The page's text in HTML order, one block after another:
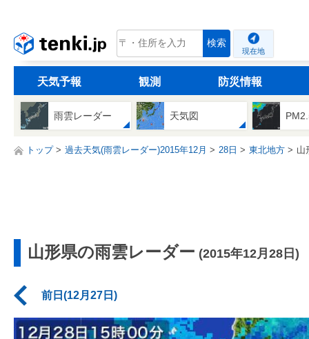
tenki.jp 検索
現在地
天気予報 観測 防災情報
雨雲レーダー 天気図
トップ 過去天気(雨雲レーダー)2015年12月 28日 東北地方 山
山形県の雨雲レーダー (2015年12月28日)
前日(12月27日)